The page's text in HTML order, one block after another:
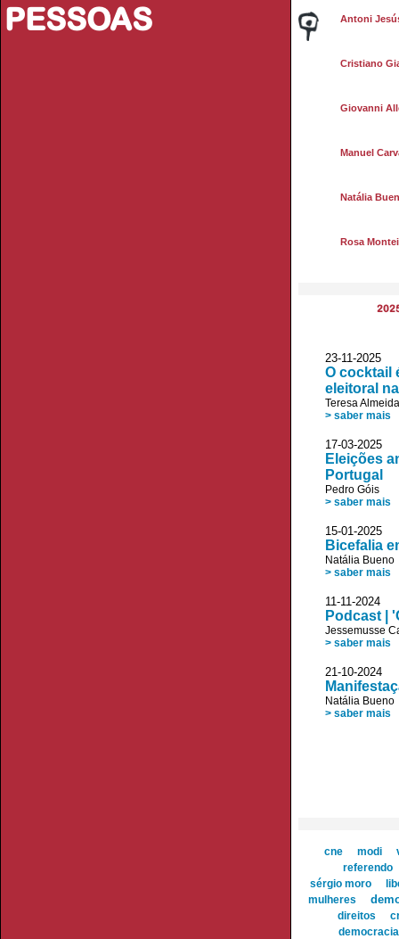
PESSOAS
Antoni
Cristiano
Giovanni
Manuel
Natália
Rosa
23-11-
O cocktail
eleitoral
Teresa
> saber mais
17-03-2025
Eleições
Portugal
Pedro Góis
> saber mais
15-01-
Bicefalia
Natália Bueno
> saber mais
11-11-
Podcast |
Jessemusse
> saber mais
21-10-
Natália Bueno
> saber mais
cne modi
referendo
sérgio moro
mulheres
direitos